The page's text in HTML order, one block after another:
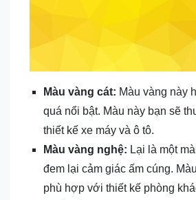
Màu vàng cát: Màu vàng này
quá nổi bật. Màu này bạn sẽ
thiết kế xe máy và ô tô.
Màu vàng nghệ: Lại là một
đem lại cảm giác ấm cúng.
phù hợp với thiết kế phòng